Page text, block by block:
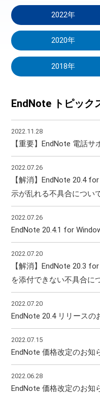
2022年
2020年
2018年
EndNote トピック
2022.11.28
【重要】EndNote 電話
2022.07.26
【解消】EndNote 20.4
示が乱れる不具合につい
2022.07.26
EndNote 20.4.1 for
2022.07.20
【解消】EndNote 20.3
を添付できない不具合に
2022.07.20
EndNote 20.4 リリースの
2022.07.15
EndNote 価格改定のお知
2022.06.28
EndNote 価格改定のお知